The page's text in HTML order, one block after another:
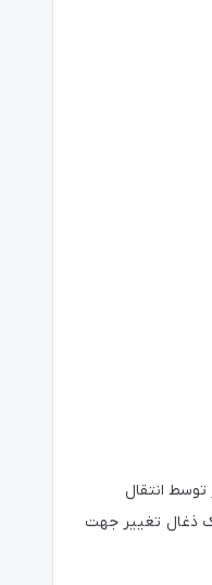
انتقال
ذغال تغییر جهت